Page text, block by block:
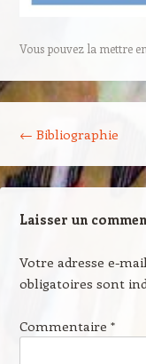
Vous pouvez la mettre
← Bibliographie
Laisser un
Votre adresse e-
obligatoires sont
Commentaire *